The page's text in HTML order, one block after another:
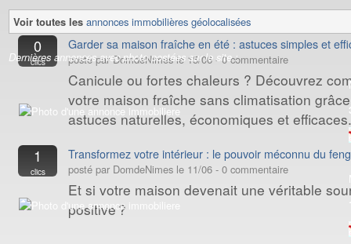
Voir toutes les annonces immobilières géolocalisées
Dernières annonces avec photo postées sur le site :
0
clics
Garder sa maison fraîche en été : astuces simples et
posté par DomdeNimes le 15/06 - 0 commentaire
Canicule ou fortes chaleurs ? Découvrez
votre maison fraîche sans climatisation
astuces naturelles, économiques et efficaces.
1
clics
Transformez votre intérieur : le pouvoir méconnu du
posté par DomdeNimes le 11/06 - 0 commentaire
Et si votre maison devenait une véritable
positive ?